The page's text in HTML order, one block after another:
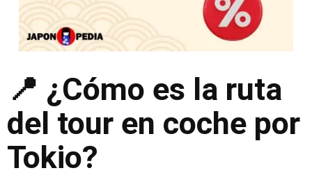
📍 ¿Cómo es la ruta
del tour en coche por
Tokio?